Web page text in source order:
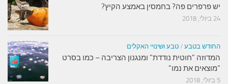
יש פרפרים פה? בחמסין באמצע הקיץ?
24 ביולי, 2018
החודש בטבע / טבע ושינויי האקלים
המדוזה "חוטית נודדת" ומנגנון הצריבה – כמו בסרט
"מוצאים את נמו"
5 ביולי, 2018